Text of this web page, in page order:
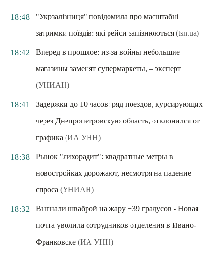
18:48
"Укрзалізниця" повідомила про масштабні
затримки поїздів: які рейси запізнюються (tsn.ua)
18:42
Вперед в прошлое: из-за войны небольшие
магазины заменят супермаркеты, – эксперт
(УНИАН)
18:41
Задержки до 10 часов: ряд поездов, курсирующих
через Днепропетровскую область, отклонился от
графика (ИА УНН)
18:38
Рынок "лихорадит": квадратные метры в
новостройках дорожают, несмотря на падение
спроса (УНИАН)
18:32
Выгнали шваброй на жару +39 градусов - Новая
почта уволила сотрудников отделения в Ивано-
Франковске (ИА УНН)